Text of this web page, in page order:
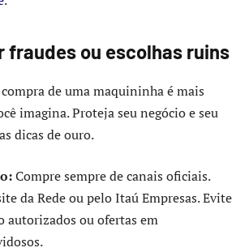
fraudes ou escolhas ruins
de uma maquininha é mais
imagina. Proteja seu negócio e seu
dicas de ouro.
Compre sempre de canais oficiais.
da Rede ou pelo Itaú Empresas. Evite
autorizados ou ofertas em